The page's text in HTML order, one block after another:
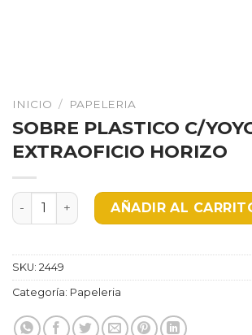
INICIO / PAPELERIA
SOBRE PLASTICO C/
EXTRAOFICIO HORIZO
SOBRE PLASTICO C/YOYO
AÑADIR AL
SKU: 2449
Categoría: Papeleria